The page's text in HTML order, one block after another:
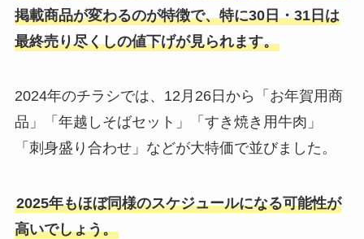
掲載商品が変わるのが特徴で、特に30日・31日は
最終売り尽くしの値下げが見られます。
2024年のチラシでは、12月26日から「お年賀用商
品」「年越しそばセット」「すき焼き用牛肉」
「刺身盛り合わせ」などが大特価で並びました。
2025年もほぼ同様のスケジュールになる可能性が
高いでしょう。